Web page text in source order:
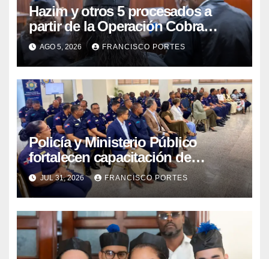
Hazim y otros 5 procesados a
partir de la Operación Cobra
continuarán en prisión
AGO 5, 2026 FRANCISCO PORTES
Policía y Ministerio Público
fortalecen capacitación de
agentes para mejorar respuesta
ante desapariciones y trata de
personas
JUL 31, 2026 FRANCISCO PORTES